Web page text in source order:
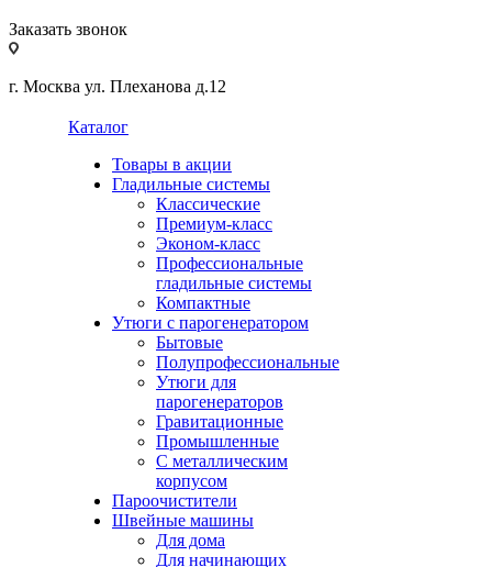
Заказать звонок
г. Москва ул. Плеханова д.12
Каталог
Товары в акции
Гладильные системы
Классические
Премиум-класс
Эконом-класс
Профессиональные
гладильные системы
Компактные
Утюги с парогенератором
Бытовые
Полупрофессиональные
Утюги для
парогенераторов
Гравитационные
Промышленные
С металлическим
корпусом
Пароочистители
Швейные машины
Для дома
Для начинающих